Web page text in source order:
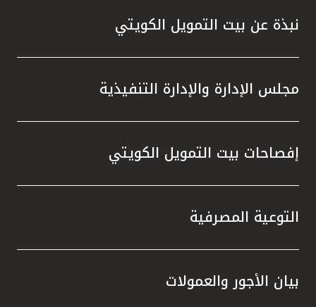
نبذة عن بيت التمويل الكويتي
مجلس الإدارة والإدارة التنفيذية
إفصاحات بيت التمويل الكويتي
التوعية المصرفية
بيان الأجور والعمولات